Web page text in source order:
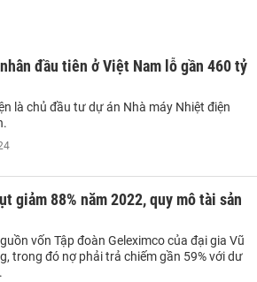
đầu tiên ở Việt Nam lỗ gần 460 tỷ
là chủ đầu tư dự án Nhà máy Nhiệt điện
giảm 88% năm 2022, quy mô tài sản
vốn Tập đoàn Geleximco của đại gia Vũ
trong đó nợ phải trả chiếm gần 59% với dư